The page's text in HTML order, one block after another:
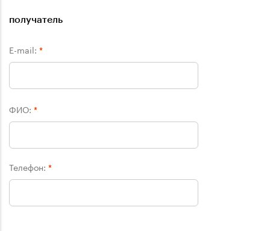
получатель
E-mail: *
ФИО: *
Телефон: *